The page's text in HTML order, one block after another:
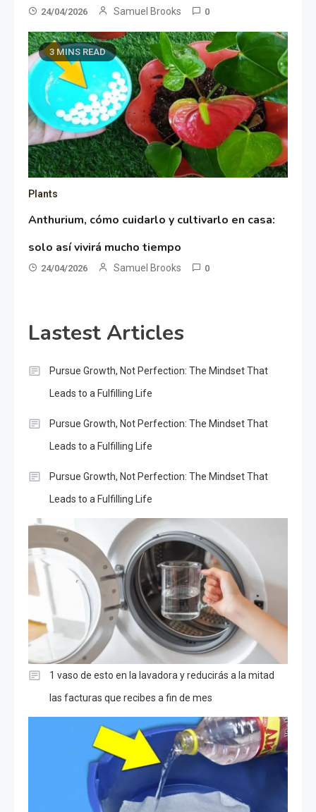
24/04/2026 Samuel Brooks 0
3 MINS READ
Plants
Anthurium, cómo cuidarlo y cultivarlo en casa:
solo así vivirá mucho tiempo
24/04/2026 Samuel Brooks 0
Lastest Articles
Pursue Growth, Not Perfection: The Mindset That
Leads to a Fulfilling Life
Pursue Growth, Not Perfection: The Mindset That
Leads to a Fulfilling Life
Pursue Growth, Not Perfection: The Mindset That
Leads to a Fulfilling Life
1 vaso de esto en la lavadora y reducirás a la mitad
las facturas que recibes a fin de mes